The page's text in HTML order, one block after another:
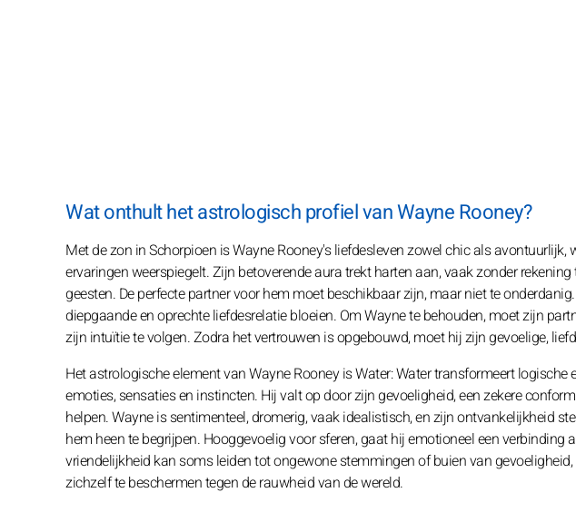
Wat onthult het astrologisch profiel van Wayne Rooney?
Met de zon in Schorpioen is Wayne Rooney's liefdesleven zowel chic als
ervaringen weerspiegelt. Zijn betoverende aura trekt harten aan, vaak zonder
geesten. De perfecte partner voor hem moet beschikbaar zijn, maar niet te
diepgaande en oprechte liefdesrelatie bloeien. Om Wayne te behouden, moet zijn
zijn intuïtie te volgen. Zodra het vertrouwen is opgebouwd, moet hij zijn gevoelige,
Het astrologische element van Wayne Rooney is Water: Water transformeert logische
emoties, sensaties en instincten. Hij valt op door zijn gevoeligheid, een zekere
helpen. Wayne is sentimenteel, dromerig, vaak idealistisch, en zijn ontvankelijkheid
hem heen te begrijpen. Hooggevoelig voor sferen, gaat hij emotioneel een
vriendelijkheid kan soms leiden tot ongewone stemmingen of buien van
zichzelf te beschermen tegen de rauwheid van de wereld.